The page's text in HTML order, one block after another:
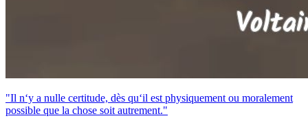
"Il n‘y a nulle certitude, dès qu‘il est physiquement ou moralement
possible que la chose soit autrement."